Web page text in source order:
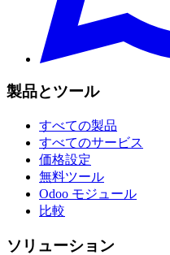
製品とツール
すべての製品
すべてのサービス
価格設定
無料ツール
Odoo モジュール
比較
ソリューション